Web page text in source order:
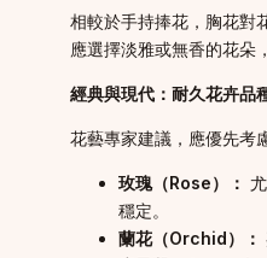
相較於手持捧花，胸花對
應選擇淡雅或無香的花朵
經典與現代：耐久花卉品
花藝專家建議，應優先考
玫瑰（Rose）：
穩定。
蘭花（Orchid）：